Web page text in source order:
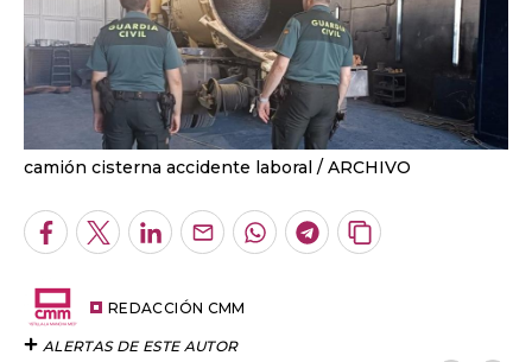
camión cisterna accidente laboral ARCHIVO
Facebook
TwitterLinkedInEnviarWhatsapp
Telegram
Copiar
REDACCIÓN CMM
ALERTAS DE ESTE AUTOR